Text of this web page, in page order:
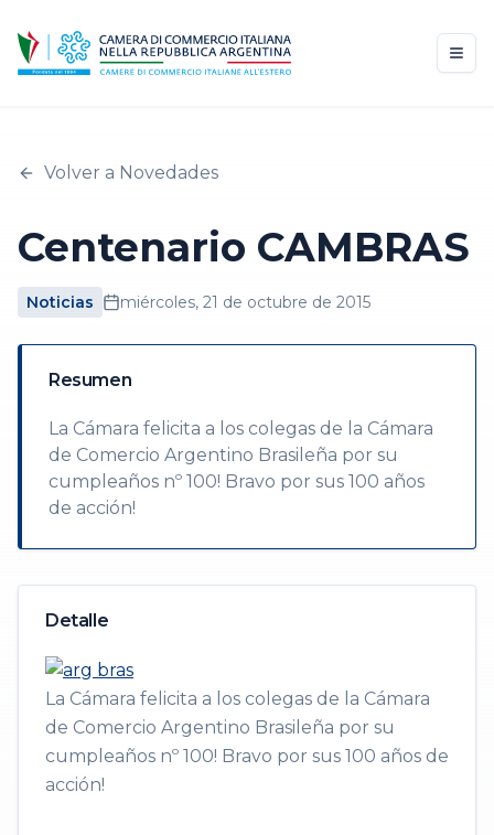
Volver a Novedades
Centenario CAMBRAS
Noticias miércoles, 21 de octubre de 2015
Resumen
La Cámara felicita a los colegas de la Cámara
de Comercio Argentino Brasileña por su
cumpleaños nº 100! Bravo por sus 100 años
de acción!
Detalle
La Cámara felicita a los colegas de la Cámara
de Comercio Argentino Brasileña por su
cumpleaños nº 100! Bravo por sus 100 años de
acción!